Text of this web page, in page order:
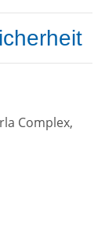
Complex,